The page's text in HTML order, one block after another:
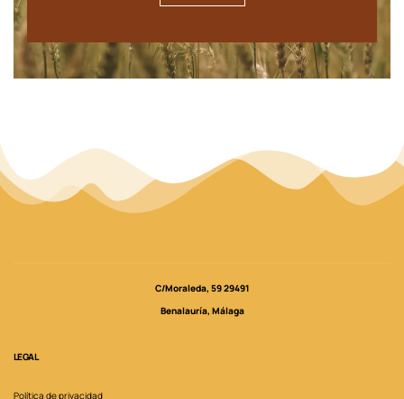
C/Moraleda, 59 29491
Benalauría, Málaga
LEGAL
Política de privacidad